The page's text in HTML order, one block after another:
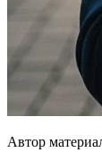
Автор